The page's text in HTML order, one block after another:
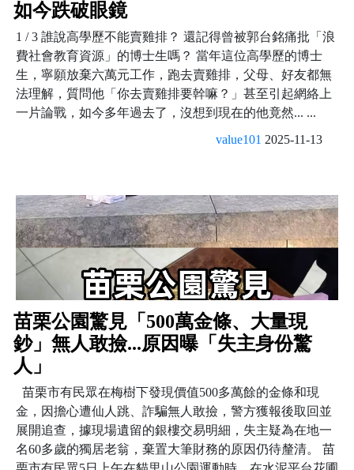
如今跌破眼鏡
1 / 3 誰說高學歷不能賣雞排？ 還記得曾被郭台銘痛批「浪
費社會教育資源」的博士生嗎？ 當年這位高學歷的博士
生，寧願放棄六萬元工作，跑去賣雞排，父母、好友都無
法理解，質問他「你去賣雞排要幹嘛？」甚至引起網絡上
一片論戰，如今多年過去了，沒想到現在的他竟然... ...
value101 2025-11-13
苗栗公園驚見「500萬金條、大量現
鈔」無人敢撿...原因曝「失主身份驚
人」
苗栗市有民眾在梅樹下發現價值500多萬餘的金條和現
金，因擔心遭仙人跳、詐騙無人敢撿，警方獲報後取回並
展開追查，據現場遺留的銀樓交易明細，失主疑為在地一
名60多歲的獨居老翁，棄置大筆財務的原因仍待釐清。 苗